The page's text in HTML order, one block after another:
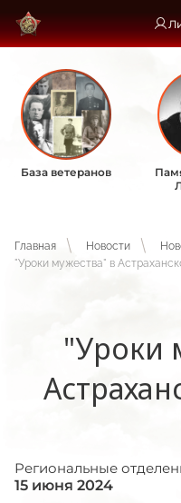
База ветеранов
Главная Новости
"Уроки мужества" в
"Уроки
Региональные
15 июня 2024